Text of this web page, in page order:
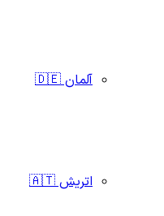
آلمان 🇩🇪
اتریش 🇦🇹